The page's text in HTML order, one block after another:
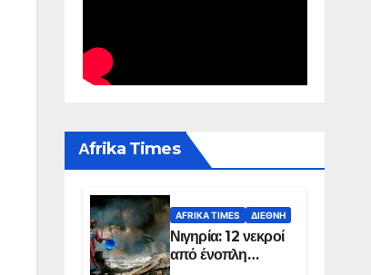
Αfrika Times
AFRIKA TIMES ΔΙΕΘΝΉ
Νιγηρία: 12 νεκροί
από ένοπλη